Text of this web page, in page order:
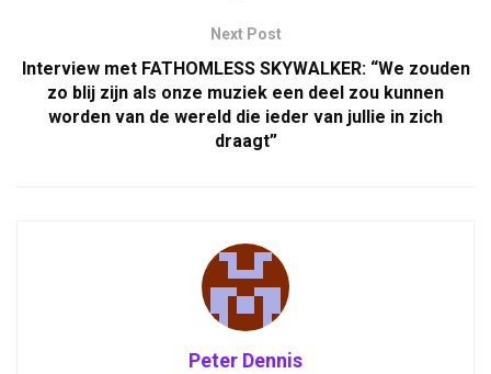
Next Post
Interview met FATHOMLESS SKYWALKER: “We zouden
zo blij zijn als onze muziek een deel zou kunnen
worden van de wereld die ieder van jullie in zich
draagt”
Peter Dennis